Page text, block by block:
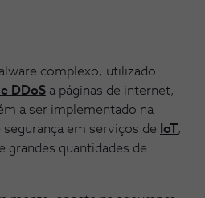
complexo, utilizado
DDoS a páginas de internet,
a ser implementado na
em serviços de IoT,
grandes quantidades de